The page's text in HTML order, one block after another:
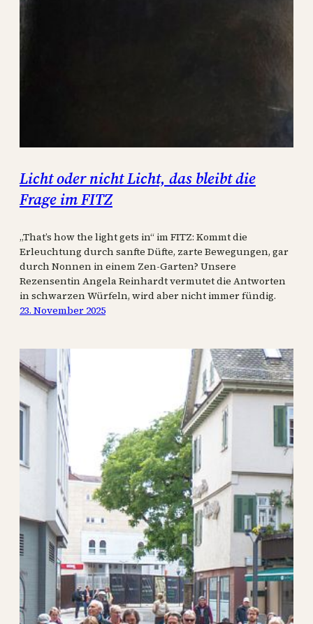
Licht oder nicht Licht, das bleibt die
Frage im FITZ
„That’s how the light gets in“ im FITZ: Kommt die
Erleuchtung durch sanfte Düfte, zarte Bewegungen, gar
durch Nonnen in einem Zen-Garten? Unsere
Rezensentin Angela Reinhardt vermutet die Antworten
in schwarzen Würfeln, wird aber nicht immer fündig.
23. November 2025